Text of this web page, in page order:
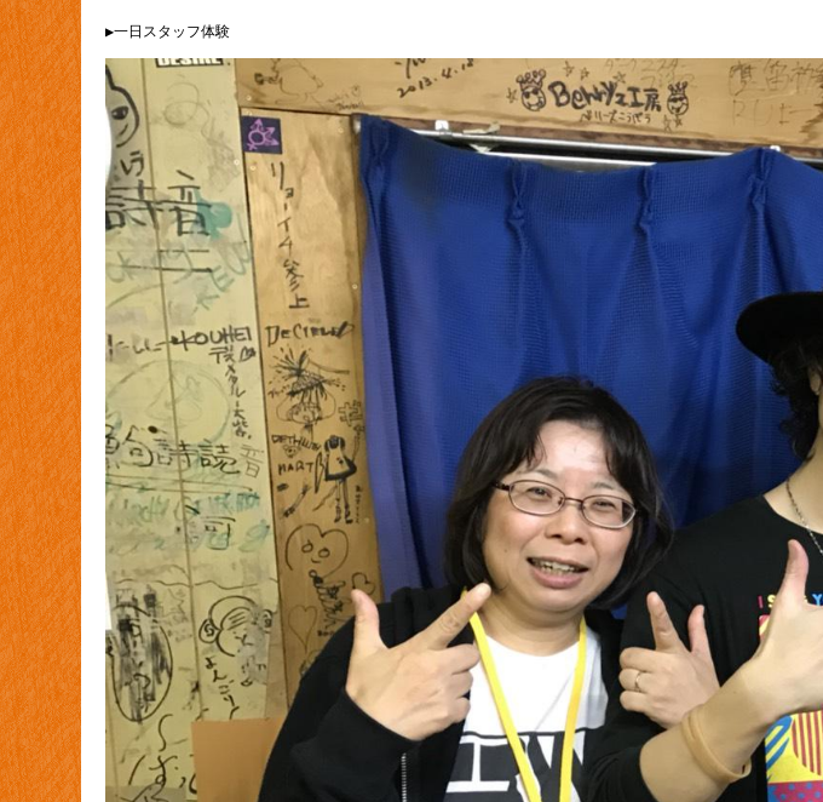
▶一日スタッフ体験